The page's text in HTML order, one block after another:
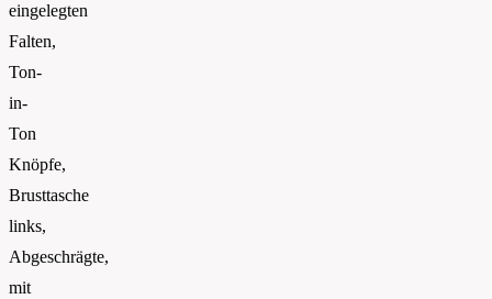
eingelegten
Falten,
Ton-
in-
Ton
Knöpfe,
Brusttasche
links,
Abgeschrägte,
mit